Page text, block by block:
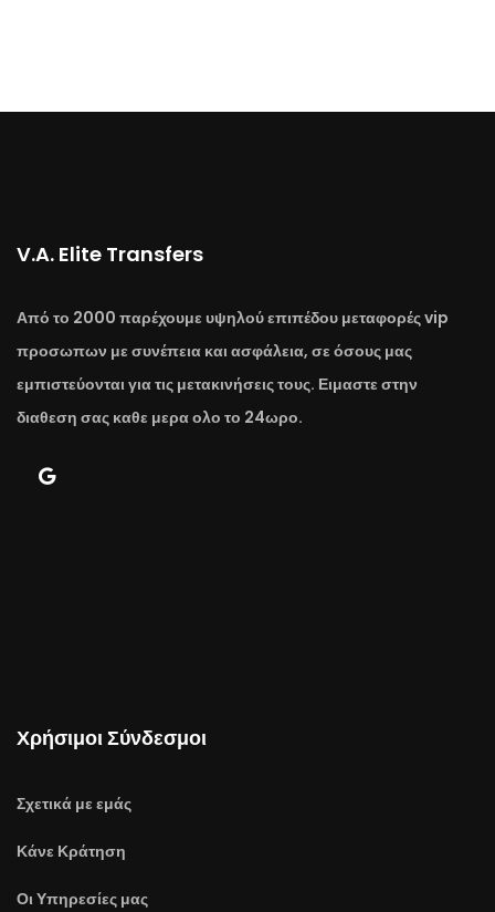
V.A. Elite Transfers
Από το 2000 παρέχουμε υψηλού επιπέδου μεταφορές vip
προσωπων με συνέπεια και ασφάλεια, σε όσους μας
εμπιστεύονται για τις μετακινήσεις τους. Ειμαστε στην
διαθεση σας καθε μερα ολο το 24ωρο.
Χρήσιμοι Σύνδεσμοι
Σχετικά με εμάς
Κάνε Κράτηση
Οι Υπηρεσίες μας